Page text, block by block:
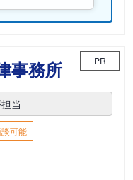
事務所 PR
当
可能